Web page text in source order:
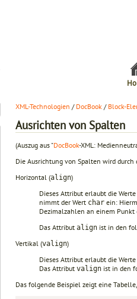
XML-Technologien / DocBook / Block-
Ausrichten von Spalten
(Auszug aus "DocBook-XML:
Die Ausrichtung von Spalten wird
Horizontal (align)
Dieses Attribut erlaubt die Werte
nimmt der Wert char ein:
Dezimalzahlen an einem Punkt
Das Attribut align ist in den
Vertikal (valign)
Dieses Attribut erlaubt die Werte
Das Attribut valign ist in den
Das folgende Beispiel zeigt eine